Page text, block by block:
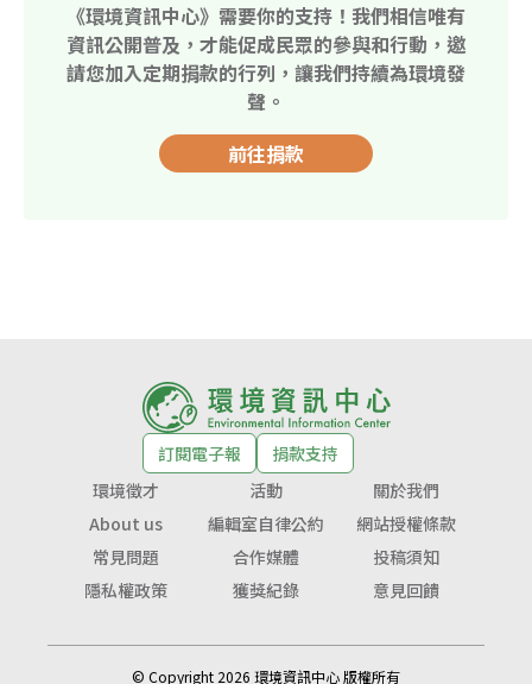
《環境資訊中心》需要你的支持！我們相信唯有
資訊公開普及，才能促成民眾的參與和行動，邀
請您加入定期捐款的行列，讓我們持續為環境發
聲。
前往捐款
訂閱電子報
捐款支持
環境徵才
活動
關於我們
About us
編輯室自律公約
網站授權條款
常見問題
合作媒體
投稿須知
隱私權政策
獲獎紀錄 意見回饋
© Copyright 2026 環境資訊中心 版權所有